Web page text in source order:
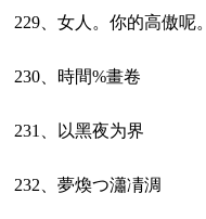
229、女人。你的高傲呢。
230、時間%畫卷
231、以黑夜为界
232、夢煥つ瀟凊淍